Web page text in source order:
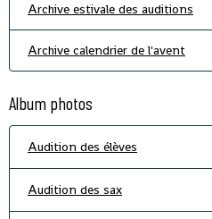
Archive estivale des auditions
Archive calendrier de l'avent
Album photos
Audition des élèves
Audition des sax